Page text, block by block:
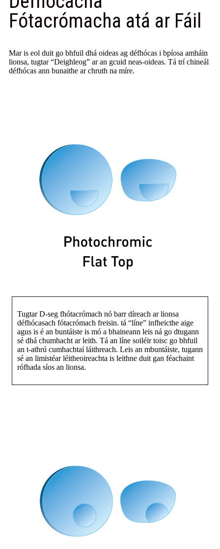
Fótacrómacha atá ar Fáil
Mar is eol duit go bhfuil dhá oideas ag défhócas i bpíosa amháin
lionsa, tugtar “Deighleog” ar an gcuid neas-oideas. Tá trí chineál
défhócas ann bunaithe ar chruth na míre.
Tugtar D-seg fhótacrómach nó barr díreach ar lionsa
défhócasach fótacrómach freisin. tá “líne” infheicthe aige
agus is é an buntáiste is mó a bhaineann leis ná go dtugann
sé dhá chumhacht ar leith. Tá an líne soiléir toisc go bhfuil
an t-athrú cumhachtaí láithreach. Leis an mbuntáiste, tugann
sé an limistéar léitheoireachta is leithne duit gan féachaint
rófhada síos an lionsa.